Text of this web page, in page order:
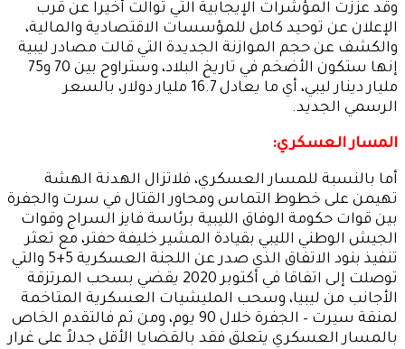
وقد عززت المؤشرات الإيجابية التي توالت أخيراً عن قرب
الإعلان عن توحيد كامل للمؤسسات الاقتصادية والمالية،
والكشف عن حجم الموازنة الجديدة التي قالت مصادر ليبية
إنها ستكون الأضخم في تاريخ البلاد، وستراوح بين 70 و75
مليار دينار ليبي، أي ما يعادل 16.7 مليار دولار، بالسعر
الرسمي الجديد.
المسار العسكري:
أما بالنسبة للمسار العسكري، فلاتزال الهدنة الهشة
تهيمن على خطوط التماس ومحاور القتال في سرت والجفرة
بين قوات حكومة الوفاق الليبية برئاسة فايز السراج وقوات
الجيش الوطني الليبي بقيادة المشير خليفة حفتر، مع تعثر
تنفيذ بنود الاتفاق الذي صدر عن اللجنة العسكرية 5+5 والتي
توصلت إلى اتفاقا في أكتوبر 2020 يقضي بسحب المرتزقة
الأجانب من ليبيا، وسحب المليشيات العسكرية المتاخمة
لمنقة سيرت – الجفرة خلال 90 يوم، ومن ثم فالتقدم الخاص
بالمسار العسكري يتعلق فقد بالقضايا الأقل جدلاً على غرار